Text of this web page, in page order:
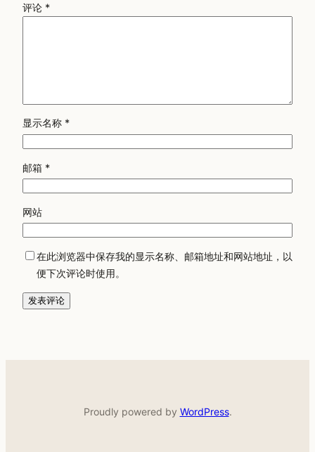
评论 *
显示名称 *
邮箱 *
网站
在此浏览器中保存我的显示名称、邮箱地址和网站地址，以
便下次评论时使用。
Proudly powered by WordPress.